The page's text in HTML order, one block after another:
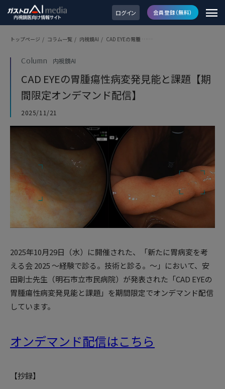
ログイン 会員登録（無料）
トップページ / コラム一覧 / 内視鏡AI / CAD EYEの胃腫 ……
Column 内視鏡AI
CAD EYEの胃腫瘍性病変発見能と課題【期
間限定オンデマンド配信】
2025/11/21
2025年10月29日（水）に開催された、「新たに胃病変を考
える会 2025 ～経験で診る。技術と診る。～」において、安
田剛士先生（明石市立市民病院）が発表された「CAD EYEの
胃腫瘍性病変発見能と課題」を期間限定でオンデマンド配信
しています。
オンデマンド配信はこちら
【抄録】